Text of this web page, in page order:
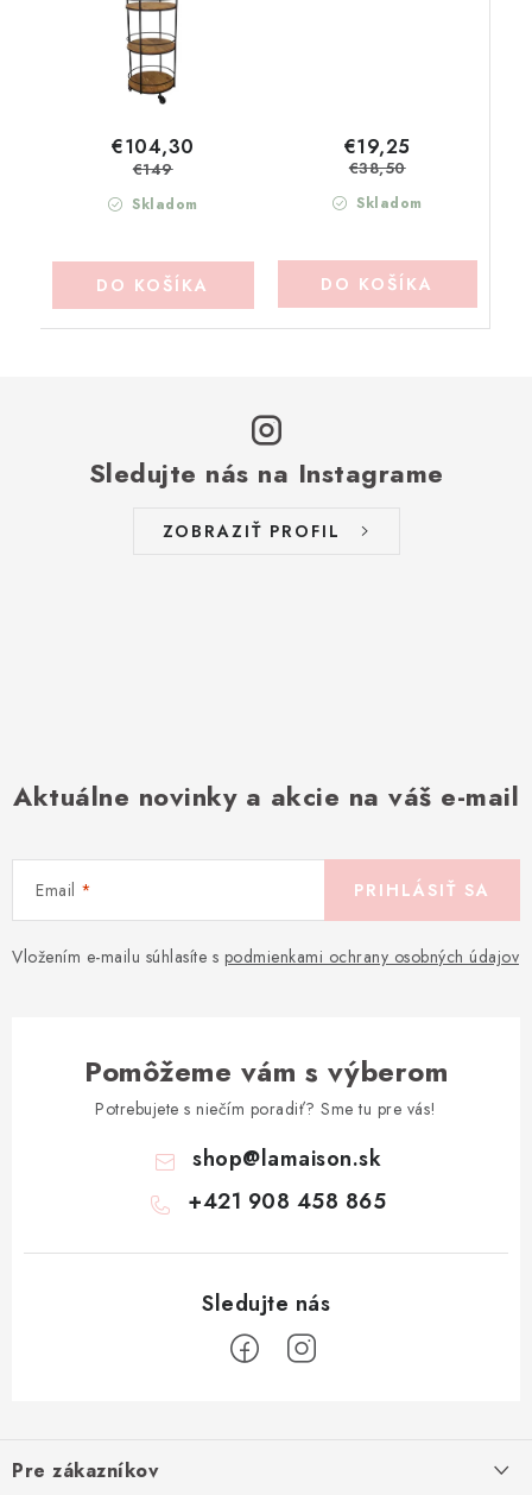
Skladom
€104,30
€149
DO KOŠÍKA
Skladom
€19,25
€38,50
DO KOŠÍKA
Sledujte nás na Instagrame
ZOBRAZIŤ PROFIL
Aktuálne novinky a akcie na váš e-mail
Email
Vložením e-mailu súhlasíte s podmienkami ochrany osobných údajov
PRIHLÁSIŤ SA
Pomôžeme vám s výberom
Potrebujete s niečím poradiť? Sme tu pre vás!
shop@lamaison.sk
+421 908 458 865
pPre zákazníkov